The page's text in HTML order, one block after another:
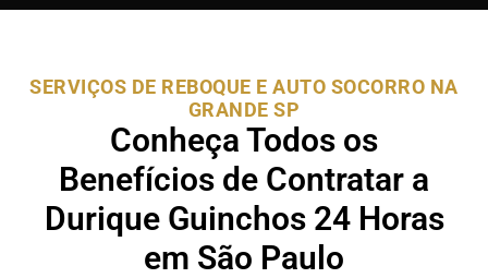
SERVIÇOS DE REBOQUE E AUTO SOCORRO NA
GRANDE SP
Conheça Todos os
Benefícios de Contratar a
Durique Guinchos 24 Horas
em São Paulo